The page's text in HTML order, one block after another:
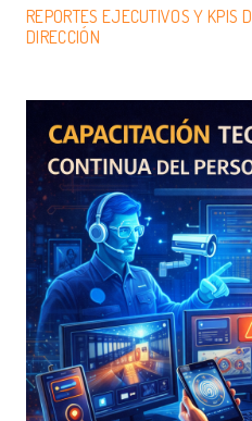
REPORTES EJECUTIVOS Y KPIS
DIRECCIÓN